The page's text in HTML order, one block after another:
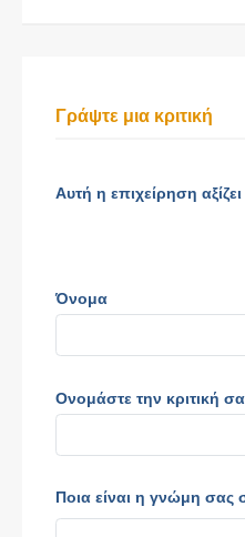
Γράψτε μια κριτική
Αυτή η επιχείρηση
Όνομα
Ονομάστε την κριτική
Ποια είναι η γνώμη σας